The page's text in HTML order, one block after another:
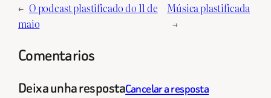
← O podcast plastificado do 11 de
maio
Música plastificada
→
Comentarios
Deixa unha respostaCancelar a resposta